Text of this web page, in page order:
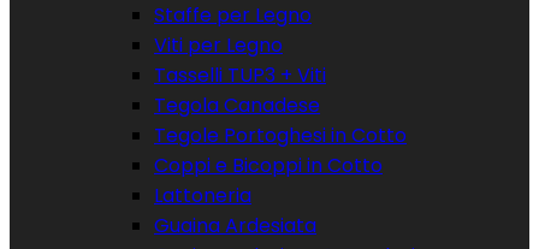
Staffe per Legno
Viti per Legno
Tasselli TUP3 + Viti
Tegola Canadese
Tegole Portoghesi in Cotto
Coppi e Bicoppi in Cotto
Lattoneria
Guaina Ardesiata